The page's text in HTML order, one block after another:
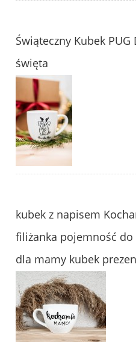
Świąteczny Kubek
święta
kubek z napisem
filiżanka pojemność
dla mamy kubek